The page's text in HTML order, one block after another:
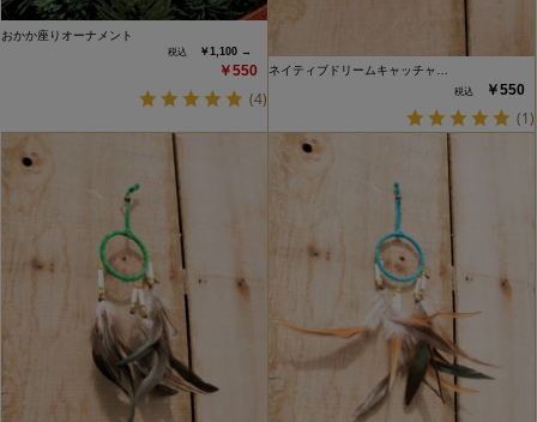
おかか座りオーナメント
￥1,100 →
￥550
(4)
ネイティブドリームキャッチャ…
￥550
(1)